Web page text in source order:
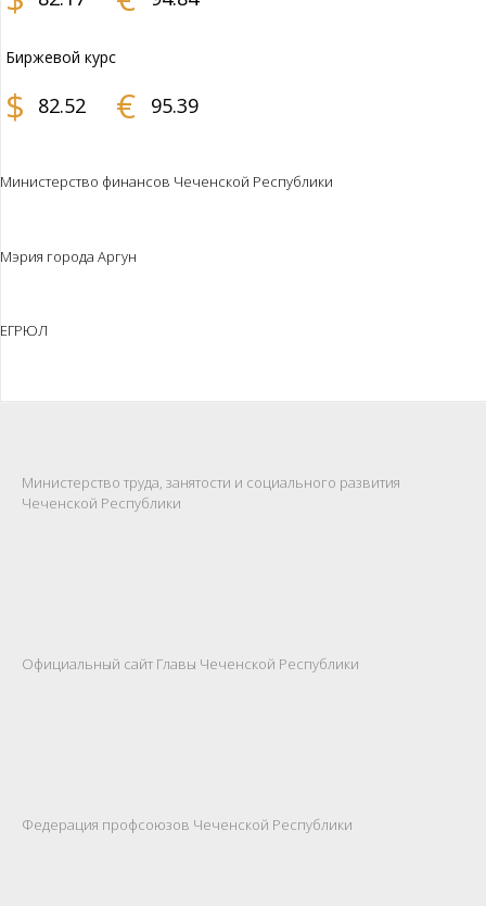
Биржевой курс
$ 82.52 € 95.39
Министерство финансов Чеченской Республики
Мэрия города Аргун
ЕГРЮЛ
Министерство труда, занятости и социального развития
Чеченской Республики
Официальный сайт Главы Чеченской Республики
Федерация профсоюзов Чеченской Республики